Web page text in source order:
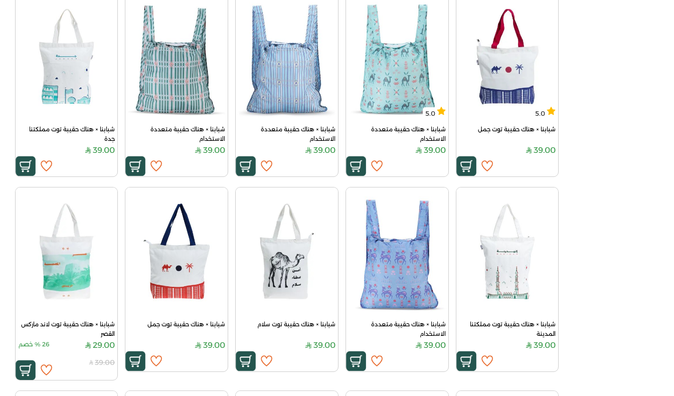
5.0
شبابنا × هناك حقيبة توت جمل
39.00
5.0
الاستخدام
39.00
الاستخدام
39.00
الاستخدام
39.00
جدة
39.00
المدينة
39.00
الاستخدام
39.00
شبابنا × هناك حقيبة توت سلام
39.00
شبابنا × هناك حقيبة توت جمل
39.00
شبابنا × هناك حقيبة توت لاند ماركس
القصر
29.00
26
% خصم
39.00